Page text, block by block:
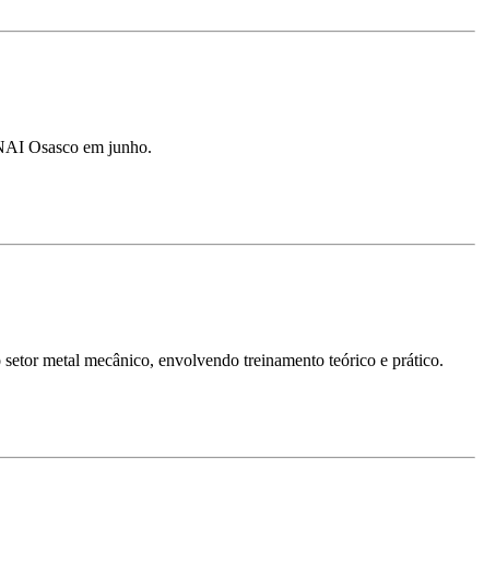
Osasco em junho.
metal mecânico, envolvendo treinamento teórico e prático.